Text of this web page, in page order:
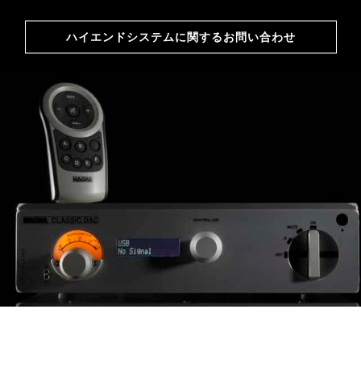
ハイエンドシステムに関するお問い合わせ